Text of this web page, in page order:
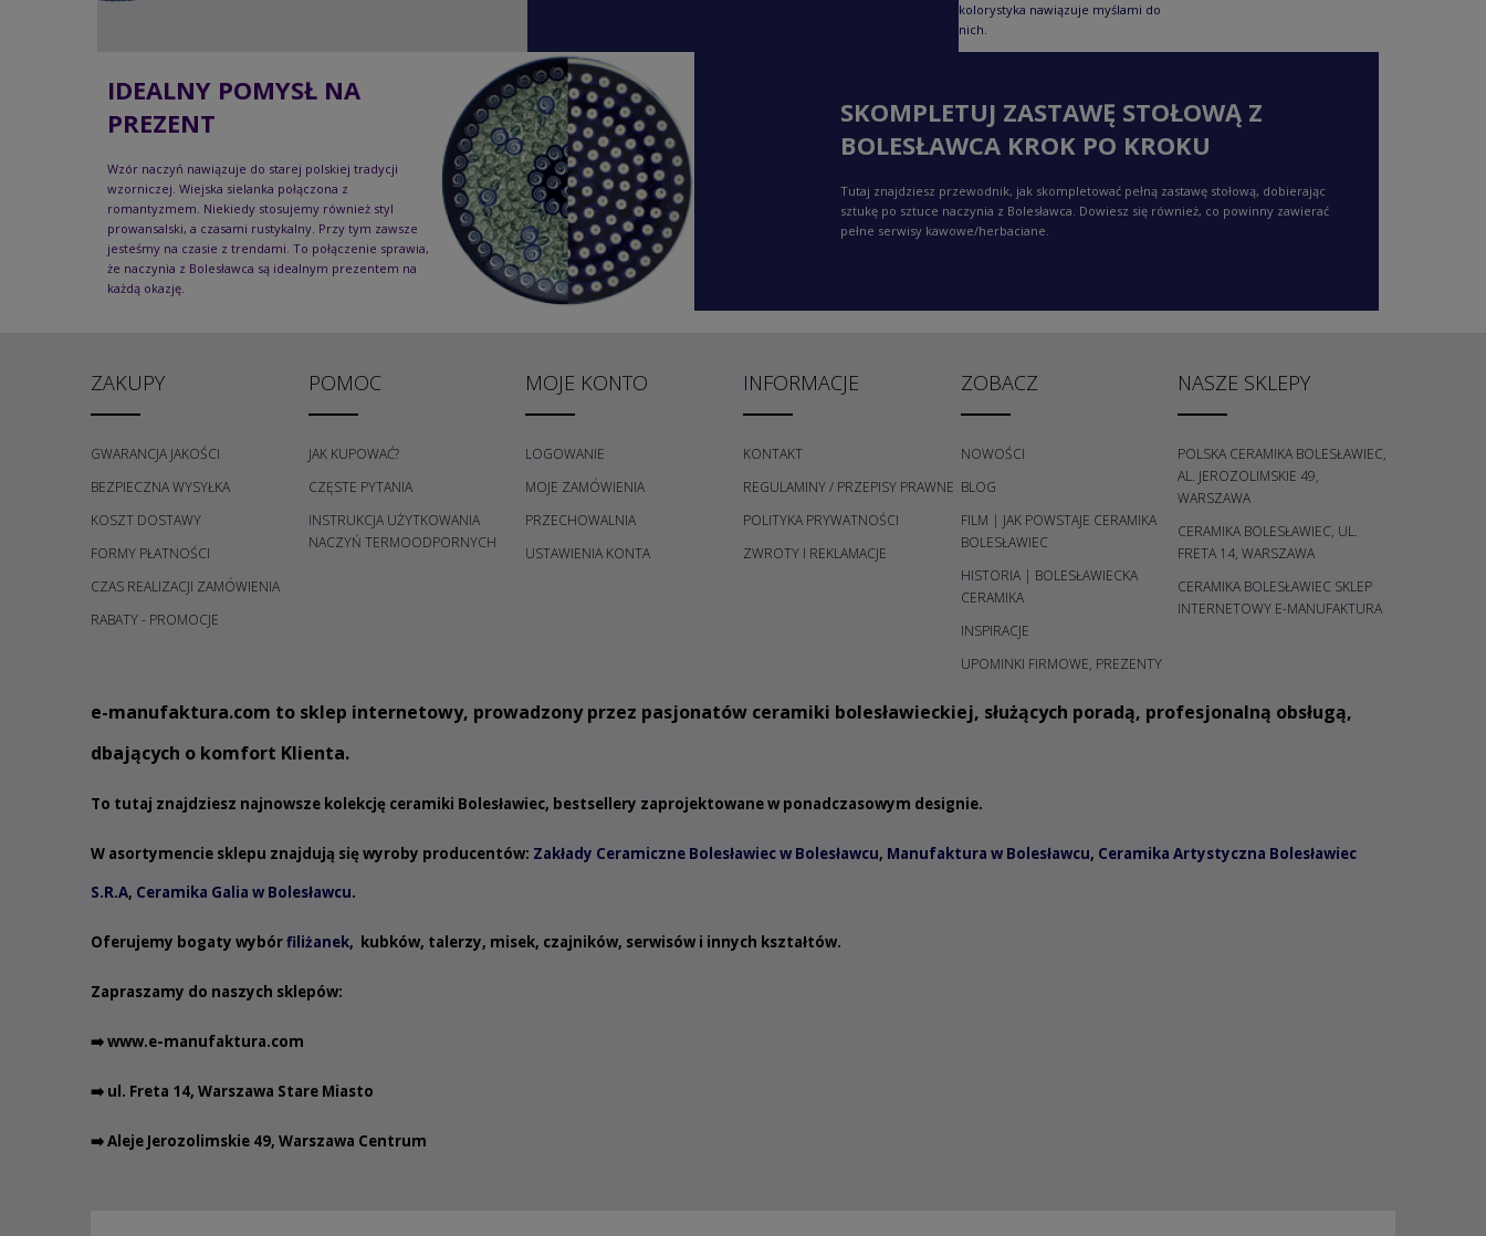
kolorystyka nawiązuje myślami do
nich.
IDEALNY POMYSŁ NA
PREZENT
Wzór naczyń nawiązuje do starej polskiej tradycji
wzorniczej. Wiejska sielanka połączona z
romantyzmem. Niekiedy stosujemy również styl
prowansalski, a czasami rustykalny. Przy tym zawsze
jesteśmy na czasie z trendami. To połączenie sprawia,
że naczynia z Bolesławca są idealnym prezentem na
każdą okazję.
SKOMPLETUJ ZASTAWĘ STOŁOWĄ Z
BOLESŁAWCA KROK PO KROKU
Tutaj znajdziesz przewodnik, jak skompletować pełną zastawę stołową, dobierając
sztukę po sztuce naczynia z Bolesławca. Dowiesz się również, co powinny zawierać
pełne serwisy kawowe/herbaciane.
ZAKUPY
GWARANCJA JAKOŚCI
BEZPIECZNA WYSYŁKA
KOSZT DOSTAWY
FORMY PŁATNOŚCI
CZAS REALIZACJI ZAMÓWIENIA
RABATY - PROMOCJE
POMOC
JAK KUPOWAĆ?
CZĘSTE PYTANIA
INSTRUKCJA UŻYTKOWANIA
NACZYŃ TERMOODPORNYCH
MOJE KONTO
LOGOWANIE
MOJE ZAMÓWIENIA
PRZECHOWALNIA
USTAWIENIA KONTA
INFORMACJE
KONTAKT
REGULAMINY / PRZEPISY PRAWNE
POLITYKA PRYWATNOŚCI
ZWROTY I REKLAMACJE
ZOBACZ
NOWOŚCI
BLOG
FILM | JAK POWSTAJE CERAMIKA
BOLESŁAWIEC
HISTORIA | BOLESŁAWIECKA
CERAMIKA
INSPIRACJE
UPOMINKI FIRMOWE, PREZENTY
NASZE SKLEPY
POLSKA CERAMIKA BOLESŁAWIEC,
AL. JEROZOLIMSKIE 49,
WARSZAWA
CERAMIKA BOLESŁAWIEC, UL.
FRETA 14, WARSZAWA
CERAMIKA BOLESŁAWIEC SKLEP
INTERNETOWY E-MANUFAKTURA
e-manufaktura.com to sklep internetowy, prowadzony przez pasjonatów ceramiki bolesławieckiej, służących poradą, profesjonalną obsługą,
dbających o komfort Klienta.
To tutaj znajdziesz najnowsze kolekcję ceramiki Bolesławiec, bestsellery zaprojektowane w ponadczasowym designie.
W asortymencie sklepu znajdują się wyroby producentów: Zakłady Ceramiczne Bolesławiec w Bolesławcu, Manufaktura w Bolesławcu, Ceramika Artystyczna Bolesławiec
S.R.A, Ceramika Galia w Bolesławcu.
Oferujemy bogaty wybórfiliżanek, kubków, talerzy, misek, czajników, serwisów i innych kształtów.
Zapraszamy do naszych sklepów:
➡️www.e-manufaktura.com
➡️ ul. Freta 14, Warszawa Stare Miasto
➡️ Aleje Jerozolimskie 49, Warszawa Centrum